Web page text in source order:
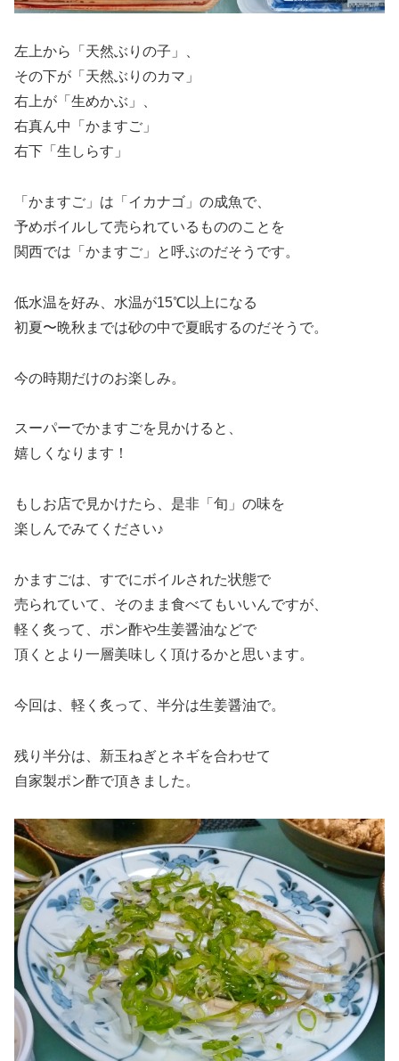
左上から「天然ぶりの子」、
その下が「天然ぶりのカマ」
右上が「生めかぶ」、
右真ん中「かますご」
右下「生しらす」
「かますご」は「イカナゴ」の成魚で、
予めボイルして売られているもののことを
関西では「かますご」と呼ぶのだそうです。
低水温を好み、水温が15℃以上になる
初夏〜晩秋までは砂の中で夏眠するのだそうで。
今の時期だけのお楽しみ。
スーパーでかますごを見かけると、
嬉しくなります！
もしお店で見かけたら、是非「旬」の味を
楽しんでみてください♪
かますごは、すでにボイルされた状態で
売られていて、そのまま食べてもいいんですが、
軽く炙って、ポン酢や生姜醤油などで
頂くとより一層美味しく頂けるかと思います。
今回は、軽く炙って、半分は生姜醤油で。
残り半分は、新玉ねぎとネギを合わせて
自家製ポン酢で頂きました。